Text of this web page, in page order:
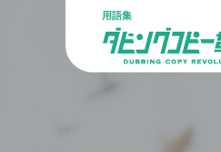
用語集